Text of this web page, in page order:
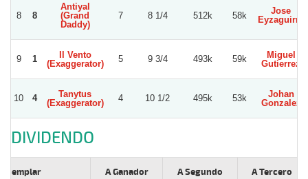
8 8
Antiyal
(Grand
Daddy)
7 8 1/4 512k 58k
Jose
Eyzaguirre
9 1
Il Vento
(Exaggerator)
5 9 3/4 493k 59k
Miguel
Gutierrez
10 4
Tanytus
(Exaggerator)
4 10 1/2 495k 53k
Johan
Gonzalez
DIVIDENDO
Ejemplar A Ganador A Segundo A Tercero